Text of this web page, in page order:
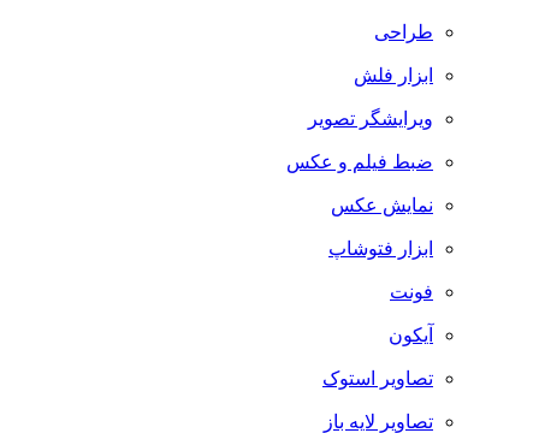
طراحی
ابزار فلش
ویرایشگر تصویر
ضبط فيلم و عكس
نمایش عکس
ابزار فتوشاپ
فونت
آیکون
تصاویر استوک
تصاویر لایه باز